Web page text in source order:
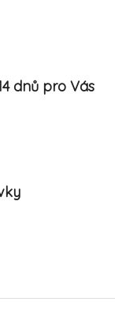
dnů pro Vás